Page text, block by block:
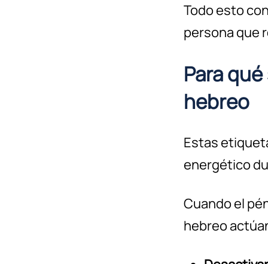
Todo esto
persona que
Para
hebreo
Estas
energético
Cuando el
hebreo